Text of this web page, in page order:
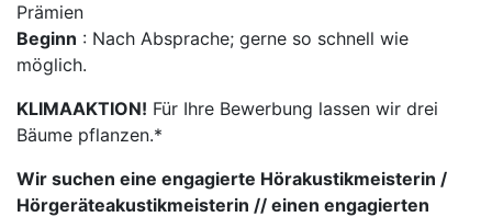
Prämien
Beginn : Nach Absprache; gerne so schnell wie
möglich.
KLIMAAKTION! Für Ihre Bewerbung lassen wir drei
Bäume pflanzen.*
Wir suchen eine engagierte Hörakustikmeisterin /
Hörgeräteakustikmeisterin // einen engagierten